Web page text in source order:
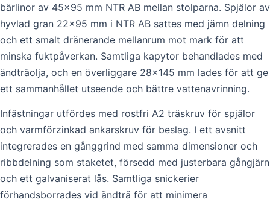
bärlinor av 45×95 mm NTR AB mellan stolparna. Spjälor av
hyvlad gran 22×95 mm i NTR AB sattes med jämn delning
och ett smalt dränerande mellanrum mot mark för att
minska fuktpåverkan. Samtliga kapytor behandlades med
ändträolja, och en överliggare 28×145 mm lades för att ge
ett sammanhållet utseende och bättre vattenavrinning.
Infästningar utfördes med rostfri A2 träskruv för spjälor
och varmförzinkad ankarskruv för beslag. I ett avsnitt
integrerades en gånggrind med samma dimensioner och
ribbdelning som staketet, försedd med justerbara gångjärn
och ett galvaniserat lås. Samtliga snickerier
förhandsborrades vid ändträ för att minimera